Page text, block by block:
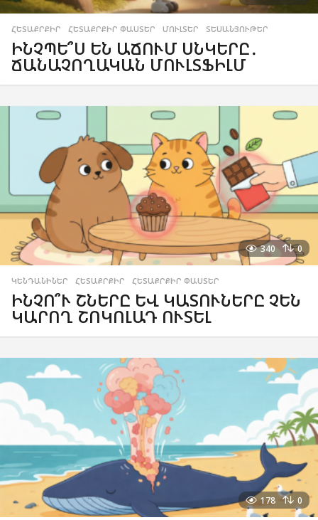
ՀԵՏԱՔՐՔԻՐ ,ՀԵՏԱՔՐՔԻՐ ՓԱՍՏԵՐ ,ՄՈՒԼՏԵՐ ,ՏԵՍԱՆՅՈՒԹԵՐ
ԻՆՉՊԵ՞Ս ԵՆ ԱՃՈՒՄ ՍՆԿԵՐԸ․
ՃԱՆԱՉՈՂԱԿԱՆ ՄՈՒԼՏՖԻԼՄ
340 0
ԿԵՆԴԱՆԻՆԵՐ ,ՀԵՏԱՔՐՔԻՐ ,ՀԵՏԱՔՐՔԻՐ ՓԱՍՏԵՐ
ԻՆՉՈ՞Ւ ՇՆԵՐԸ ԵՎ ԿԱՏՈՒՆԵՐԸ ՉԵՆ
ԿԱՐՈՂ ՇՈԿՈԼԱԴ ՈՒՏԵԼ
178 0